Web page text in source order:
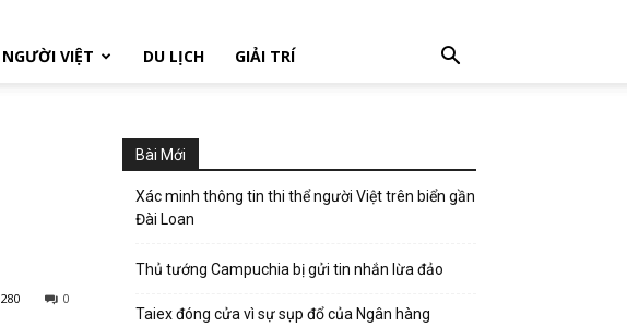
NGƯỜI VIỆT DU LỊCH GIẢI TRÍ
0
280
Bài Mới
Xác minh thông tin thi thể người Việt trên biển gần
Đài Loan
Thủ tướng Campuchia bị gửi tin nhắn lừa đảo
Taiex đóng cửa vì sự sụp đổ của Ngân hàng